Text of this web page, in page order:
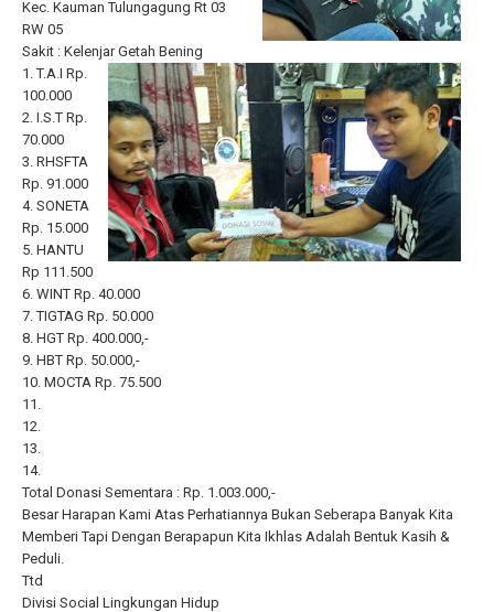
Kec. Kauman Tulungagung Rt 03
RW 05
Sakit : Kelenjar Getah Bening
1. T.A.I Rp.
100.000
2. I.S.T Rp.
70.000
3. RHSFTA
Rp. 91.000
4. SONETA
Rp. 15.000
5. HANTU
Rp 111.500
6. WINT Rp. 40.000
7. TIGTAG Rp. 50.000
8. HGT Rp. 400.000,-
9. HBT Rp. 50.000,-
10. MOCTA Rp. 75.500
11.
12.
13.
14.
Total Donasi Sementara : Rp. 1.003.000,-
Besar Harapan Kami Atas Perhatiannya Bukan Seberapa Banyak Kita
Memberi Tapi Dengan Berapapun Kita Ikhlas Adalah Bentuk Kasih &
Peduli.
Ttd
Divisi Social Lingkungan Hidup